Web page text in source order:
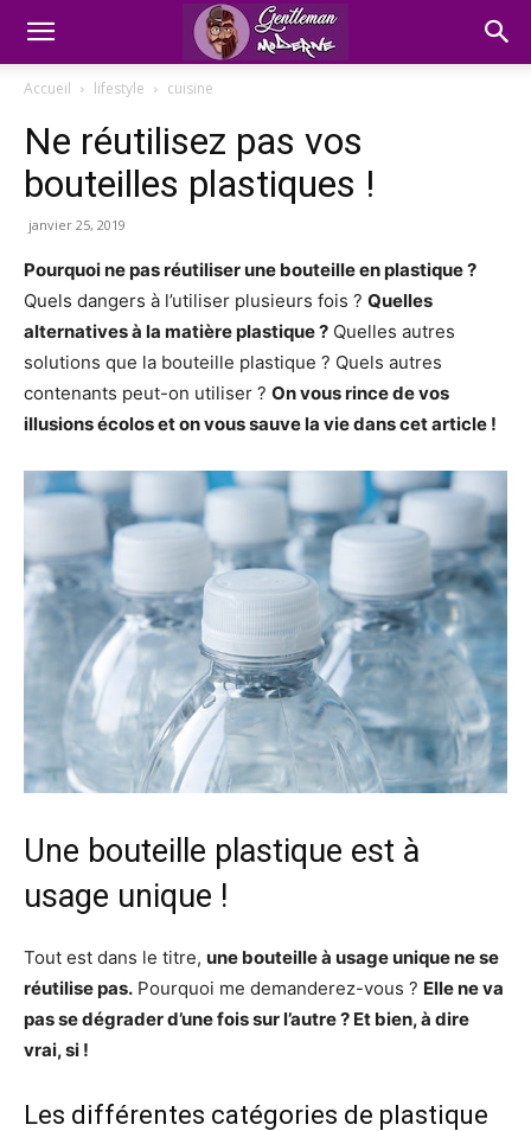
Accueil lifestyle cuisine
Ne réutilisez pas vos
bouteilles plastiques !
janvier 25, 2019
Pourquoi ne pas réutiliser une bouteille en plastique ?
Quels dangers à l’utiliser plusieurs fois ? Quelles
alternatives à la matière plastique ? Quelles autres
solutions que la bouteille plastique ? Quels autres
contenants peut-on utiliser ? On vous rince de vos
illusions écolos et on vous sauve la vie dans cet article !
Une bouteille plastique est à
usage unique !
Tout est dans le titre, une bouteille à usage unique ne se
réutilise pas. Pourquoi me demanderez-vous ? Elle ne va
pas se dégrader d’une fois sur l’autre ? Et bien, à dire
vrai, si !
Les différentes catégories de plastique